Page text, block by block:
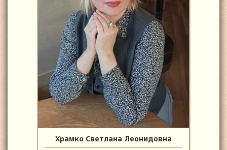
Храмко Светлана Леонидовна